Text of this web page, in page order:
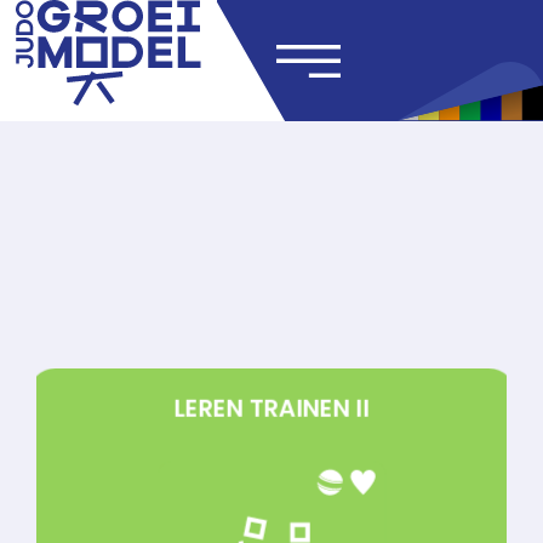
LEREN TRAINEN II